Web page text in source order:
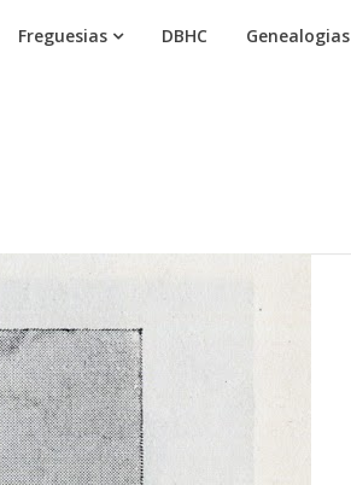
Freguesias DBHC Genealogias